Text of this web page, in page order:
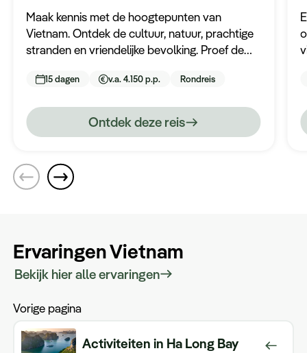
Maak kennis met de hoogtepunten van
Vietnam. Ontdek de cultuur, natuur, prachtige
stranden en vriendelijke bevolking. Proef de
wandel door uitgestrekte rijstterrassen.
15 dagen v.a. 4.150 p.p. Rondreis
Ontdek deze reis
Ervaringen Vietnam
Bekijk hier alle ervaringen
Vorige pagina
Activiteiten in Ha Long Bay